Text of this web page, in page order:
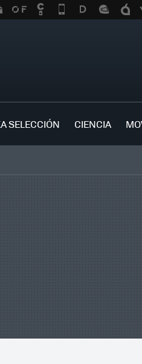
SELECCIÓN CIENCIA